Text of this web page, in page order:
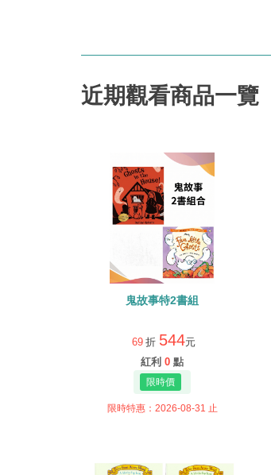
近期觀看商品一覽
鬼故事特2書組
69 折 544元
紅利 0 點
限時特惠：2026-08-31 止